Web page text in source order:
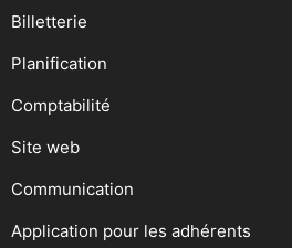
Billetterie
Planification
Comptabilité
Site web
Communication
Application pour les adhérents